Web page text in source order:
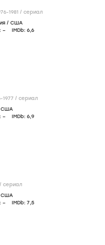
1981 / сериал
/ США
– IMDb: 6,6
1977 / сериал
США
– IMDb: 6,9
/ сериал
США
– IMDb: 7,5